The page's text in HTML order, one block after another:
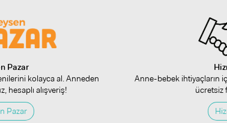
Pazar
kolayca al. Anneden
hesaplı alışveriş!
Pazar
Anne-bebek ihtiyaçların
ücretsiz